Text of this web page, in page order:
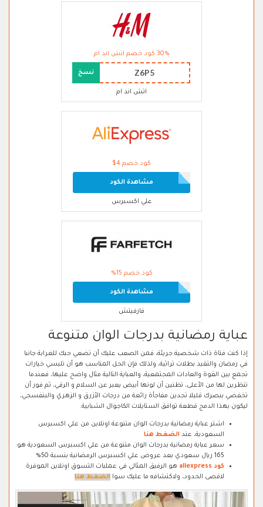
30% كود خصم اتش اند ام
Z6P5 نسخ
اتش اند ام
كود خصم 4$
مشاهدة الكود
علي اكسبرس
كود خصم 15%
مشاهدة الكود
فارفيتش
عباية رمضانية بدرجات الوان متنوعة
إذا كنت فتاة ذات شخصية جريئة، فمن الصعب عليك أن تضعي حبك للغرابة جانبا
في رمضان والتقيد بطلات تراثية، ولذلك فإن الحل المناسب هو أن تلبسي خيارات
تجمع بين القوة والعادات المجتمعية، والعباية التالية مثال واضح عليها، فعندما
تنظرين لها من الأعلى، تظنين أن لونها أبيض يعبر عن السلام و الرقي، ثم فور أن
تخفضي ببصرك قليلا تجدين مفاجأة رائعة من درجات الأزرق و الزهري والبنفسجي،
ليكون بهذا الدمج قطعة توافق الستايلات الكاجوال الشبابية.
اشتر عباية رمضانية بدرجات الوان متنوعة اونلاين من علي اكسبرس
السعودية، عند الضغط هنا
سعر عباية رمضانية بدرجات الوان متنوعة من علي اكسبرس السعودية هو:
165 ريال سعودي بعد عروض علي اكسبرس الرمضانية بنسبة 50%
كود aliexpress
هو الرفيق المثالي في عمليات التسوق اونلاين الموفرة
لاقصى الحدود، ولاكتشافه ما عليك سوا الضغط هنا